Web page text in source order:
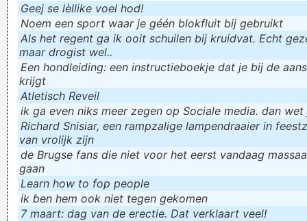
Geej se lèllike voel hod!
Noem een sport waar je géén blokfluit bij gebruikt
Als het regent ga ik ooit schuilen bij kruidvat. Echt
maar drogist wel..
Een hondleiding: een instructieboekje dat je bij de
krijgt
Atletisch Reveil
ik ga even niks meer zegen op Sociale media. dan
Richard Snisiar, een rampzalige lampendraaier in
van vrolijk zijn
de Brugse fans die niet voor het eerst vandaag
gaan
Learn how to fop people
ik ɓen hem ook niet tegen gekomen
7 maart: dag van de erectie. Dat verklaart veel!